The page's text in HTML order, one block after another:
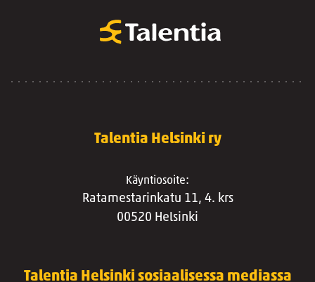
Talentia Helsinki ry
Käyntiosoite:
Ratamestarinkatu 11, 4. krs
00520 Helsinki
Talentia Helsinki sosiaalisessa mediassa